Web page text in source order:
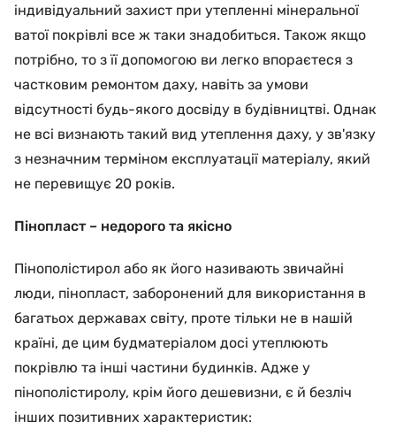
індивідуальний захист при утепленні мінеральної
ватої покрівлі все ж таки знадобиться. Також якщо
потрібно, то з її допомогою ви легко впораєтеся з
частковим ремонтом даху, навіть за умови
відсутності будь-якого досвіду в будівництві. Однак
не всі визнають такий вид утеплення даху, у зв'язку
з незначним терміном експлуатації матеріалу, який
не перевищує 20 років.
Пінопласт – недорого та якісно
Пінополістирол або як його називають звичайні
люди, пінопласт, заборонений для використання в
багатьох державах світу, проте тільки не в нашій
країні, де цим будматеріалом досі утеплюють
покрівлю та інші частини будинків. Адже у
пінополістиролу, крім його дешевизни, є й безліч
інших позитивних характеристик: